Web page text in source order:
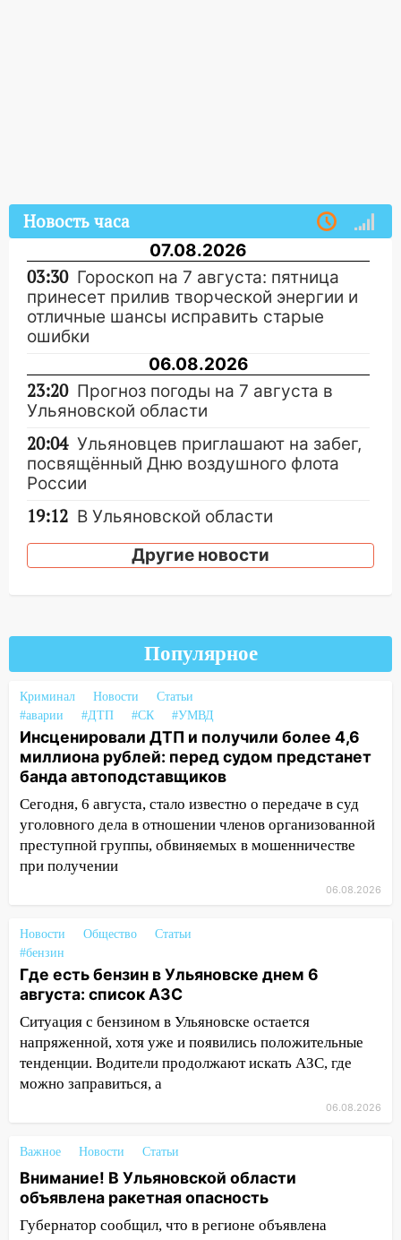
Новость часа
07.08.2026
03:30 Гороскоп на 7 августа: пятница
принесет прилив творческой энергии и
отличные шансы исправить старые
ошибки
06.08.2026
23:20 Прогноз погоды на 7 августа в
Ульяновской области
20:04 Ульяновцев приглашают на забег,
посвящённый Дню воздушного флота
России
19:12 В Ульяновской области
наказали за сокрытие прошлого своего
Ульяновский областной суд
«УльяновскФармации» за махинации на
3,2 млн рублей
16:09 Ветераны легкой атлетики из
Ульяновска успешно выступили на
16:02 В Ульяновской области убрали
более 28% площадей зерновых и
зернобобовых культур
Бросила кирпич в жену брата: в
агрессивную женщину
15:47 На улице Радищева сбили
курьера: крупная авария в Ульяновске
15:15 Проводил до квартиры и ограбил:
новый кавалер женщины оказался
рецидивистом
В Ульяновске ограничат движение
14:23
67% ульяновцев готовы
передумать увольняться, если им
повысят зарплату
14:01 Инсценировали ДТП и получили
Другие новости
Популярное
Криминал Новости
Статьи
#аварии
#ДТП #СК #УМВД
Инсценировали ДТП и получили более 4,6
миллиона рублей: перед судом предстанет
банда автоподставщиков
Сегодня, 6 августа, стало известно о передаче в суд
уголовного дела в отношении членов организованной
преступной группы, обвиняемых в мошенничестве
при получении
06.08.2026
Новости Общество
Статьи
#бензин
Где есть бензин в Ульяновске днем 6
августа: список АЗС
Ситуация с бензином в Ульяновске остается
напряженной, хотя уже и появились положительные
тенденции. Водители продолжают искать АЗС, где
можно заправиться, а
06.08.2026
Важное Новости Статьи
Внимание! В Ульяновской области
объявлена ракетная опасность
Губернатор сообщил, что в регионе объявлена